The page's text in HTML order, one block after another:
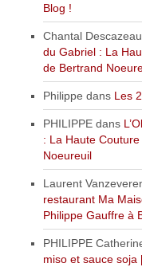
Blog !
Chantal
du Gabriel : La
de Bertrand
Philippe dans Les
PHILIPPE dans
: La Haute
Noeureuil
Laurent
restaurant Ma
Philippe Gauffre à
PHILIPPE
miso et sauce soja